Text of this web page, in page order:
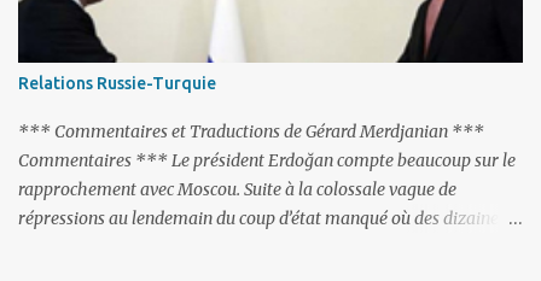
accepté. Comme on pouvait s’y attendre, Bakou a posé de
nouvelles conditions préalables : 1- L’Arménie doit demander la
dissolution du Groupe de Minsk de l’OSCE ; 2- et surtout, elle doit
changer sa Constitution en supprimant toute allusion au
‘Karabakh’. Su...
Relations Russie-Turquie
*** Commentaires et Traductions de Gérard Merdjanian ***
Commentaires *** Le président Erdoğan compte beaucoup sur le
rapprochement avec Moscou. Suite à la colossale vague de
répressions au lendemain du coup d’état manqué où des dizaines